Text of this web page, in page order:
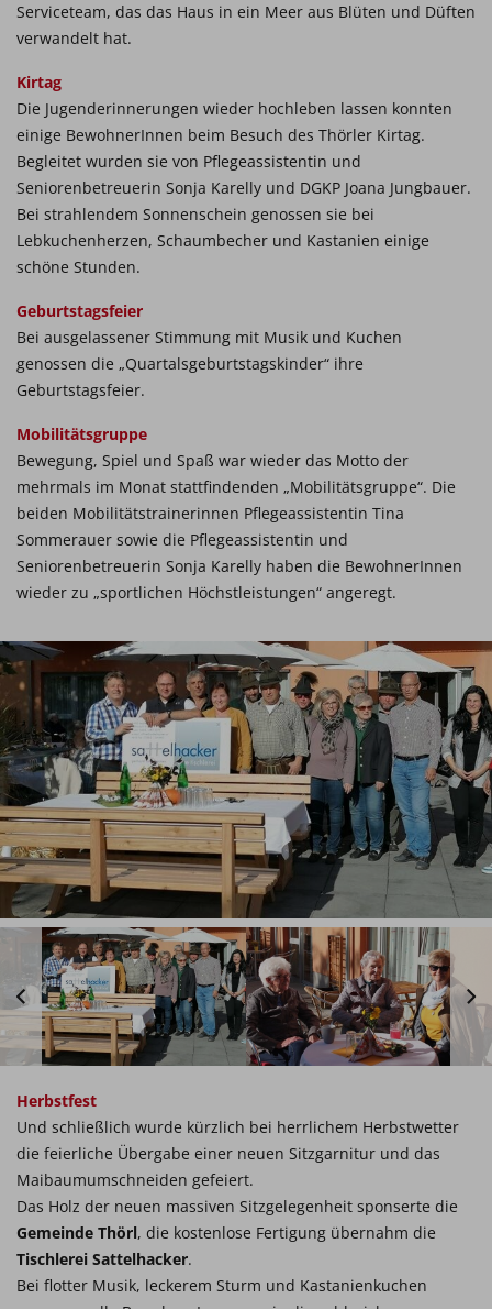
Serviceteam, das das Haus in ein Meer aus Blüten und Düften
verwandelt hat.
Kirtag
Die Jugenderinnerungen wieder hochleben lassen konnten
einige BewohnerInnen beim Besuch des Thörler Kirtag.
Begleitet wurden sie von Pflegeassistentin und
Seniorenbetreuerin Sonja Karelly und DGKP Joana Jungbauer.
Bei strahlendem Sonnenschein genossen sie bei
Lebkuchenherzen, Schaumbecher und Kastanien einige
schöne Stunden.
Geburtstagsfeier
Bei ausgelassener Stimmung mit Musik und Kuchen
genossen die „Quartalsgeburtstagskinder“ ihre
Geburtstagsfeier.
Mobilitätsgruppe
Bewegung, Spiel und Spaß war wieder das Motto der
mehrmals im Monat stattfindenden „Mobilitätsgruppe“. Die
beiden Mobilitätstrainerinnen Pflegeassistentin Tina
Sommerauer sowie die Pflegeassistentin und
Seniorenbetreuerin Sonja Karelly haben die BewohnerInnen
wieder zu „sportlichen Höchstleistungen“ angeregt.
Herbstfest
Und schließlich wurde kürzlich bei herrlichem Herbstwetter
die feierliche Übergabe einer neuen Sitzgarnitur und das
Maibaumumschneiden gefeiert.
Das Holz der neuen massiven Sitzgelegenheit sponserte die
Gemeinde Thörl, die kostenlose Fertigung übernahm die
Tischlerei Sattelhacker.
Bei flotter Musik, leckerem Sturm und Kastanienkuchen